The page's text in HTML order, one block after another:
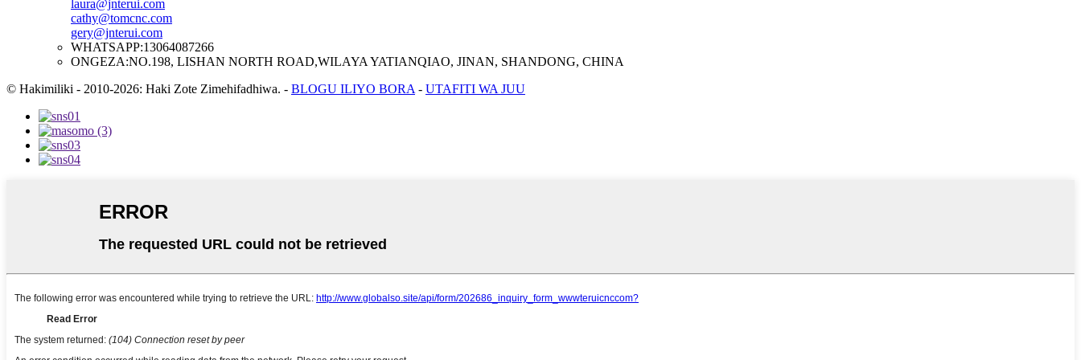
laura@jnterui.com
cathy@tomcnc.com
gery@jnterui.com
WHATSAPP:13064087266
ONGEZA:NO.198, LISHAN NORTH ROAD,WILAYA YATIANQIAO, JINAN, SHANDONG, CHINA
© Hakimiliki - 2010-2026: Haki Zote Zimehifadhiwa. - BLOGU ILIYO BORA - UTAFITI WA JUU